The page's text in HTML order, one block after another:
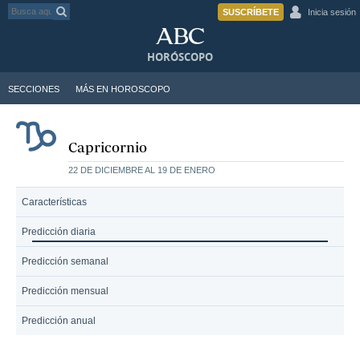
SUSCRÍBETE Inicia sesión
SECCIONES MÁS EN HOROSCOPO
HORÓSCOPO
Capricornio
22 DE DICIEMBRE AL 19 DE ENERO
Características
Predicción diaria
Predicción semanal
Predicción mensual
Predicción anual